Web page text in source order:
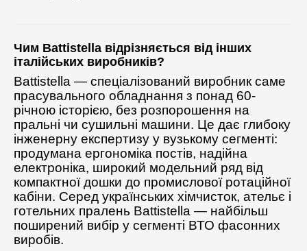
Чим Battistella відрізняється від інших
італійських виробників?
Battistella — спеціалізований виробник саме
прасувального обладнання з понад 60-
річною історією, без розпорошення на
пральні чи сушильні машини. Це дає глибоку
інженерну експертизу у вузькому сегменті:
продумана ергономіка постів, надійна
електроніка, широкий модельний ряд від
компактної дошки до промислової ротаційної
кабіни. Серед українських хімчисток, ательє і
готельних пралень Battistella — найбільш
поширений вибір у сегменті ВТО фасонних
виробів.